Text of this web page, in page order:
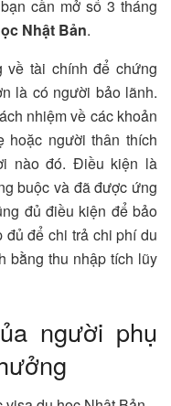
cần mở sổ 3 tháng
Nhật Bản.
về tài chính để chứng
là có người bảo lãnh.
nhiệm về các khoản
hoặc người thân thích
nào đó. Điều kiện là
buộc và đã được ứng
đủ điều kiện để bảo
để chi trả chi phí du
bằng thu nhập tích lũy
người phụ